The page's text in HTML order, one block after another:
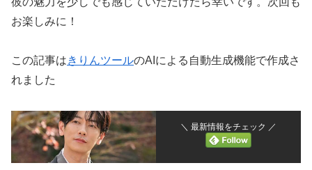
お楽しみに！
この記事はきりんツールのAIによる自動生成機能で作成さ
れました
＼ 最新情報をチェック ／